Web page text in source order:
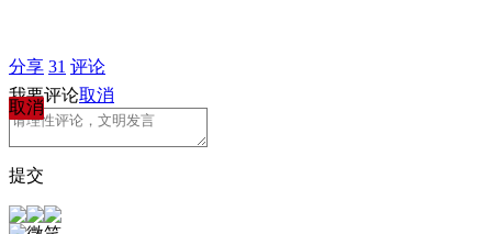
分享 31 评论
取消
我要评论取消
提交